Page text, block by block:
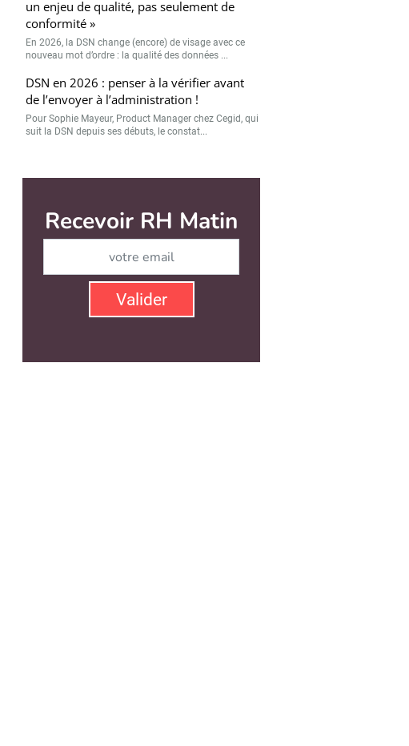
un enjeu de qualité, pas seulement de
conformité »
En 2026, la DSN change (encore) de visage avec ce
nouveau mot d’ordre : la qualité des données ...
DSN en 2026 : penser à la vérifier avant
de l’envoyer à l’administration !
Pour Sophie Mayeur, Product Manager chez Cegid, qui
suit la DSN depuis ses débuts, le constat...